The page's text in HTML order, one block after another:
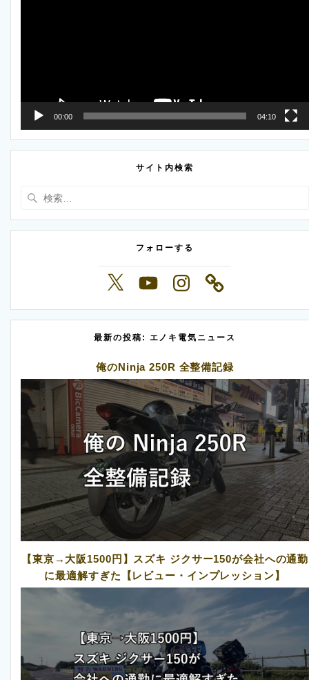
00:00 04:10
サイト内検索
フォローする
X YouTubeInstagram
最新の投稿: エノキ電気ニュース
俺のNinja 250R 全整備記録
【東京→大阪1500円】スズキ ジクサー150が会社への通勤
に最適解すぎた【レビュー・インプレッション】